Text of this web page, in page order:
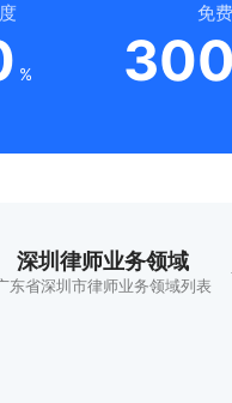
%
免
深圳律师业务领域
东省深圳市律师业务领域列表